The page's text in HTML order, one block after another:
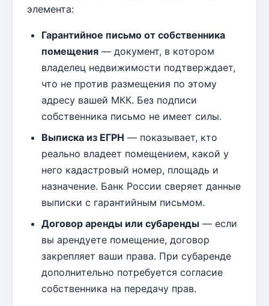
элемента:
Гарантийное письмо от собственника
помещения — документ, в котором
владелец недвижимости подтверждает,
что не против размещения по этому
адресу вашей МКК. Без подписи
собственника письмо не имеет силы.
Выписка из ЕГРН — показывает, кто
реально владеет помещением, какой у
него кадастровый номер, площадь и
назначение. Банк России сверяет данные
выписки с гарантийным письмом.
Договор аренды или субаренды — если
вы арендуете помещение, договор
закрепляет ваши права. При субаренде
дополнительно потребуется согласие
собственника на передачу прав.